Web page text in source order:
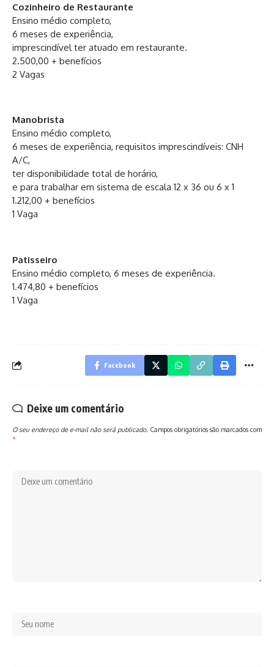
Cozinheiro de Restaurante
Ensino médio completo,
6 meses de experiência,
imprescindível ter atuado em restaurante.
2.500,00 + benefícios
2 Vagas
Manobrista
Ensino médio completo,
6 meses de experiência, requisitos imprescindíveis: CNH
A/C,
ter disponibilidade total de horário,
e para trabalhar em sistema de escala 12 x 36 ou 6 x 1
1.212,00 + benefícios
1 Vaga
Patisseiro
Ensino médio completo, 6 meses de experiência.
1.474,80 + benefícios
1 Vaga
Facebook
Deixe um comentário
O seu endereço de e-mail não será publicado. Campos obrigatórios são marcados com
*